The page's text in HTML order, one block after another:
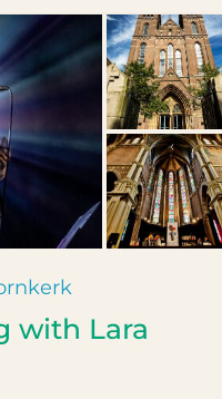
with Lara